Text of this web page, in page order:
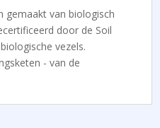
gemaakt van biologisch
door de Soil
vezels.
- van de